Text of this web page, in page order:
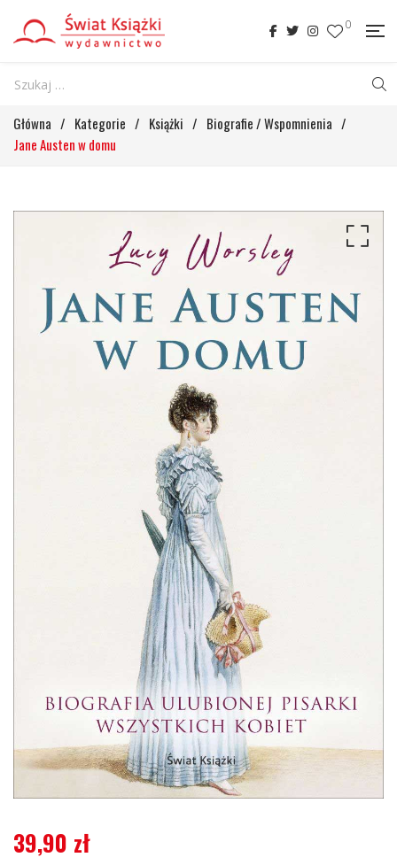
0
Główna / Kategorie / Książki / Biografie / Wspomnienia /
Jane Austen w domu
39,90 zł